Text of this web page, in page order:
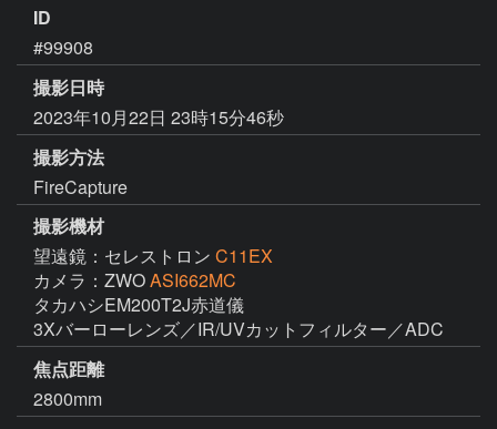
ID
#99908
撮影日時
2023年10月22日 23時15分46秒
撮影方法
FireCapture
撮影機材
望遠鏡：セレストロン C11EX
カメラ：ZWOASI662MC
タカハシEM200T2J赤道儀
3Xバーローレンズ／IR/UVカットフィルター／ADC
焦点距離
2800mm